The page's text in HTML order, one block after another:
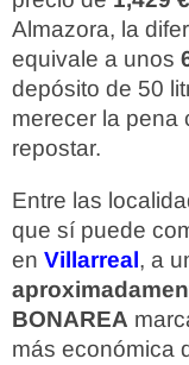
Almazora, la
equivale a unos
depósito de 50
merecer la pena
repostar.
Entre las
que sí puede
en Villarreal, a
BONAREA
más económica